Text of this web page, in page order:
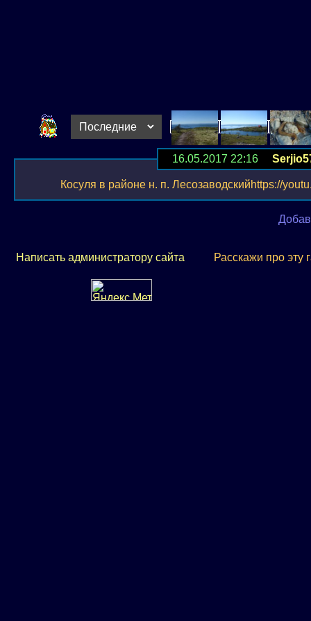
16.05.2017 22:16
Косуля в районе н. п. Лесозаводскийhttps://
Написать администратору сайта Расскажи про эту